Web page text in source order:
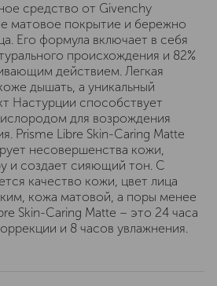
средство от Givenchy
матовое покрытие и бережно
Его формула включает в себя
происхождения и 82%
действием. Легкая
дышать, а уникальный
Настурции способствует
для возрождения
Prisme Libre Skin-Caring Matte
несовершенства кожи,
и создает сияющий тон. С
качество кожи, цвет лица
кожа матовой, а поры менее
Skin-Caring Matte – это 24 часа
и 8 часов увлажнения.